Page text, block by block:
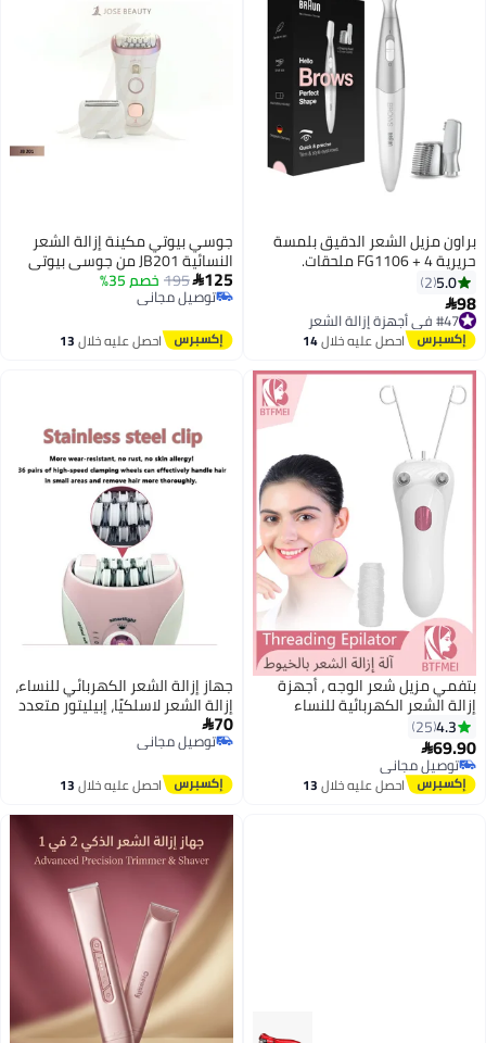
براون مزيل الشعر الدقيق بلمسة
حريرية FG1106 + 4 ملحقات.
5.0
2
98#47 في أجهزة إزالة الشعر
توصيل مجاني
#47 في أجهزة إزالة الشعر احصل عليه خلال14
جوسي بيوتي مكينة إزالة الشعر
النسائية JB201 من جوسي بيوتي
125
195 خصم 35%
توصيل مجاني
توصيل مجاني
احصل عليه خلال13
بتفمي مزيل شعر الوجه ، أجهزة
إزالة الشعر الكهربائية للنساء
اللاسلكية خيوط الوجه آلة إزالة
الشعر السيدات مزيل الشعر الجمال
USB قابلة لإعادة الشحن الوجه
ماكينة حلاقة القطن الخيوط
4.3
25
69.90
توصيل مجاني
تم بيع +30 مؤخرًا
توصيل مجانياحصل عليه خلال13
جهاز إزالة الشعر الكهربائي للنساء،
إزالة الشعر لاسلكيًا، إبيليتور متعدد
الوظائف عديم الألم، مع شحن يو إس
بي مضغوط. مناسب لمناطق الجسم
الإبطين خط البيكيني الوجه الشفّة
العليا*
70
توصيل مجاني
توصيل مجاني
احصل عليه خلال13